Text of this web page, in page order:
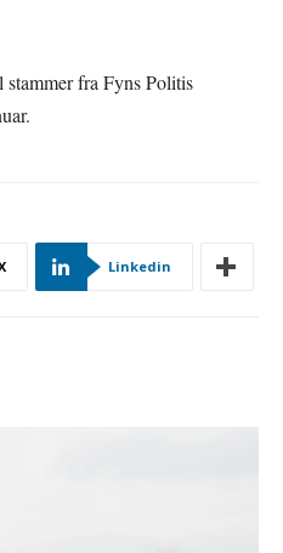
fra Fyns Politis
Linkedin